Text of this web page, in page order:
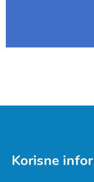
Korisne